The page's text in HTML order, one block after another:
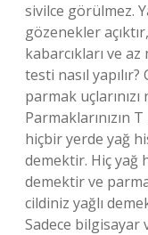
sivilce görülmez.
gözenekler
kabarcıkları ve
testi nasıl
parmak
Parmaklarınızın
hiçbir yerde yağ
demektir. Hiç yağ
demektir ve
cildiniz yağlı
Sadece bilgisayar